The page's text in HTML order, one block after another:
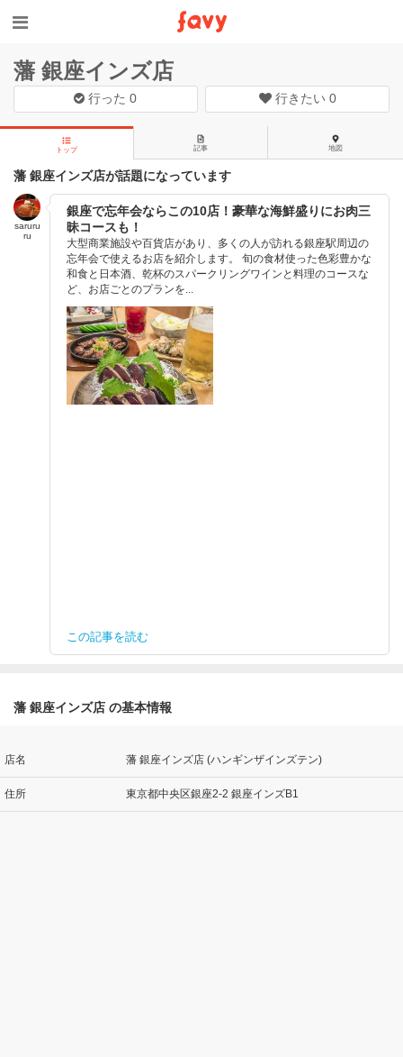
藩 銀座インズ店
行った0 行きたい 0
トップ 記事 地図
藩 銀座インズ店が話題になっています
saruru
ru
銀座で忘年会ならこの10店！豪華な海鮮盛りにお肉三
昧コースも！
大型商業施設や百貨店があり、多くの人が訪れる銀座駅周辺の
忘年会で使えるお店を紹介します。 旬の食材使った色彩豊かな
和食と日本酒、乾杯のスパークリングワインと料理のコースな
ど、お店ごとのプランを...
この記事を読む
藩 銀座インズ店 の基本情報
店名 藩 銀座インズ店 (ハンギンザインズテン)
住所 東京都中央区銀座2-2 銀座インズB1